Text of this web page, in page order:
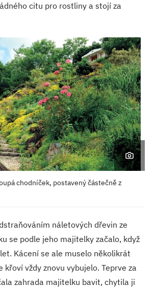
citu pro rostliny a stojí za
chodníček, postavený částečně z
náletových dřevin ze
se podle jeho majitelky začalo, když
Kácení se ale muselo několikrát
křoví vždy znovu vybujelo. Teprve za
zahrada majitelku bavit, chytila ji